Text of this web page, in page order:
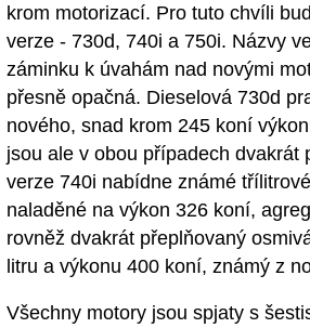
krom motorizací. Pro tuto chvíli
verze - 730d, 740i a 750i. Názvy
záminku k úvahám nad novými
přesně opačná. Dieselová 730d
nového, snad krom 245 koní
jsou ale v obou případech dvakrát
verze 740i nabídne známé
naladěné na výkon 326 koní,
rovněž dvakrát přeplňovaný
litru a výkonu 400 koní, známý z
Všechny motory jsou spjaty s